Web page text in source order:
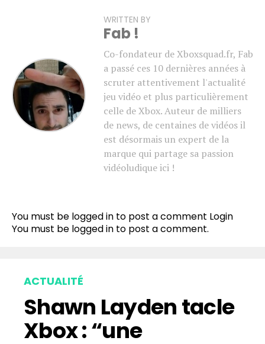
WRITTEN BY
Fab !
Co-fondateur de Xboxsquad.fr, Fab
a passé ces 10 dernières années à
scruter attentivement l'actualité
jeu vidéo et plus particulièrement
celle de Xbox. Auteur de milliers
de news, de centaines de vidéos il
est désormais un expert de la
marque qui partage sa passion
vidéoludique ici !
You must be logged in to post a comment Login
You must be logged in to post a comment.
ACTUALITÉ
Shawn Layden tacle
Xbox : “une